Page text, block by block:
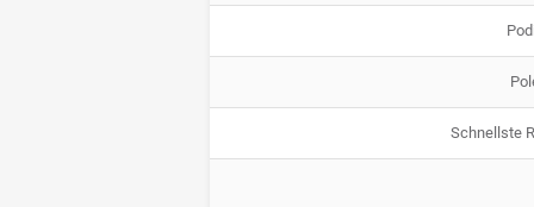
Schnellste